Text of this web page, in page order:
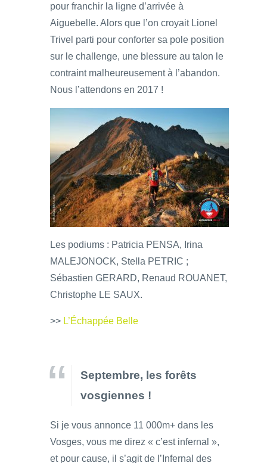
pour franchir la ligne d’arrivée à
Aiguebelle. Alors que l’on croyait Lionel
Trivel parti pour conforter sa pole position
sur le challenge, une blessure au talon le
contraint malheureusement à l’abandon.
Nous l’attendons en 2017 !
Les podiums : Patricia PENSA, Irina
MALEJONOCK, Stella PETRIC ;
Sébastien GERARD, Renaud ROUANET,
Christophe LE SAUX.
>> L’Échappée Belle
Septembre, les forêts
vosgiennes !
Si je vous annonce 11 000m+ dans les
Vosges, vous me direz « c’est infernal »,
et pour cause, il s’agit de l’Infernal des